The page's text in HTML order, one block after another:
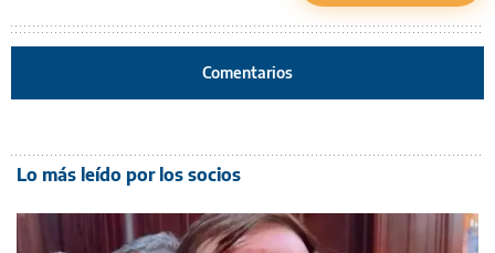
Comentarios
Lo más leído por los socios